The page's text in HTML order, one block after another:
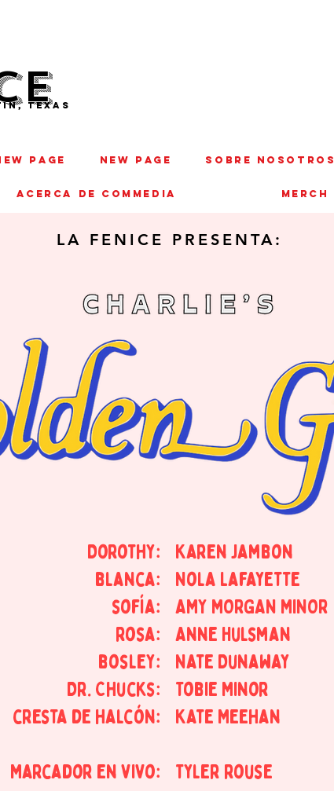
TEXAS
Page New Page SOBRE NOSOTROS
ACERCA DE COMMEDIA MERCH
LA FENICE PRESENTA:
Dorothy:
blanca:
sofía:
rosa:
bosley:
Dr. Chucks:
cresta de halcón:
Marcador en vivo:
Karen Jambon
Nola Lafayette
AMY MORGAN MINOR
Anne Hulsman
Nate Dunaway
Tobie Minor
Kate Meehan
Tyler rouse